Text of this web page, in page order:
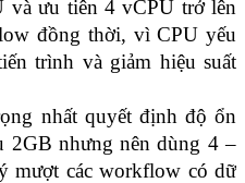
và ưu tiên 4 vCPU trở lên
đồng thời, vì CPU yếu
trình và giảm hiệu suất
nhất quyết định độ ổn
2GB nhưng nên dùng 4 –
mượt các workflow có dữ